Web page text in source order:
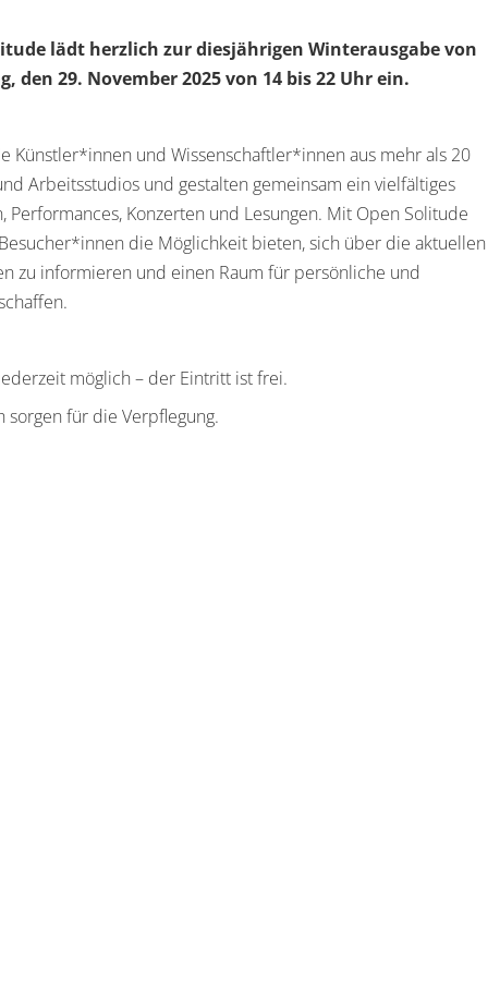
lädt herzlich zur diesjährigen Winterausgabe von
den 29. November 2025 von 14 bis 22 Uhr ein.
Künstler*innen und Wissenschaftler*innen aus mehr als 20
Arbeitsstudios und gestalten gemeinsam ein vielfältiges
Performances, Konzerten und Lesungen. Mit Open Solitude
die Möglichkeit bieten, sich über die aktuellen
zu informieren und einen Raum für persönliche und
möglich – der Eintritt ist frei.
für die Verpflegung.